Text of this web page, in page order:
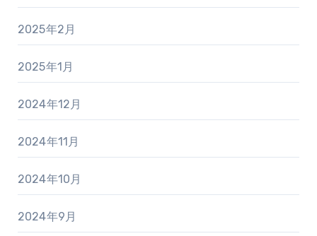
2025年2月
2025年1月
2024年12月
2024年11月
2024年10月
2024年9月